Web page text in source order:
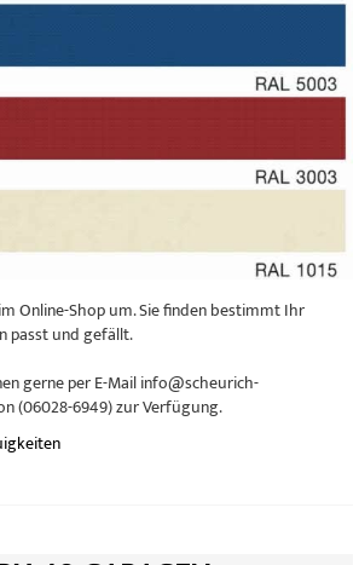
Online-Shop um. Sie finden bestimmt Ihr
passt und gefällt.
gerne per E-Mail info@scheurich-
(06028-6949) zur Verfügung.